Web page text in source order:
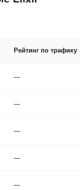
Рейтинг по трафику
—
—
—
—
—